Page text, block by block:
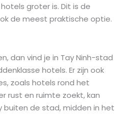
groter is. Dit is de
de meest praktische optie.
dan vind je in Tay Ninh-stad
hotels. Er zijn ook
zoals hotels rond het
rust en ruimte zoekt, kan
buiten de stad, midden in het